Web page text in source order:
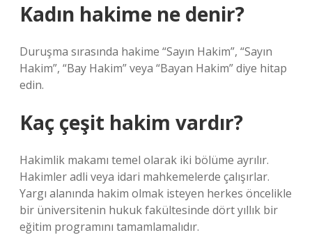
Kadın hakime ne denir?
Duruşma sırasında hakime “Sayın Hakim”, “Sayın
Hakim”, “Bay Hakim” veya “Bayan Hakim” diye hitap
edin.
Kaç çeşit hakim vardır?
Hakimlik makamı temel olarak iki bölüme ayrılır.
Hakimler adli veya idari mahkemelerde çalışırlar.
Yargı alanında hakim olmak isteyen herkes öncelikle
bir üniversitenin hukuk fakültesinde dört yıllık bir
eğitim programını tamamlamalıdır.